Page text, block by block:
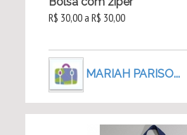
R$ 30,00 a R$ 30,00
MARIAH PARISO...